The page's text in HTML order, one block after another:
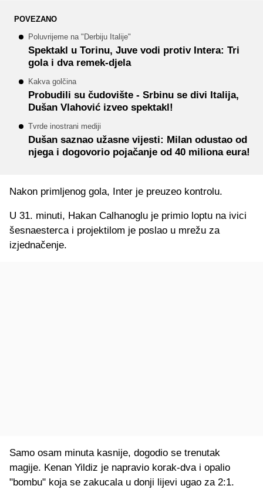
POVEZANO
Poluvrijeme na "Derbiju Italije"
Spektakl u Torinu, Juve vodi protiv Intera: Tri
gola i dva remek-djela
Kakva golčina
Probudili su čudovište - Srbinu se divi Italija,
Dušan Vlahović izveo spektakl!
Tvrde inostrani mediji
Dušan saznao užasne vijesti: Milan odustao od
njega i dogovorio pojačanje od 40 miliona eura!
Nakon primljenog gola, Inter je preuzeo kontrolu.
U 31. minuti, Hakan Calhanoglu je primio loptu na ivici
šesnaesterca i projektilom je poslao u mrežu za
izjednačenje.
Samo osam minuta kasnije, dogodio se trenutak
magije. Kenan Yildiz je napravio korak-dva i opalio
"bombu" koja se zakucala u donji lijevi ugao za 2:1.